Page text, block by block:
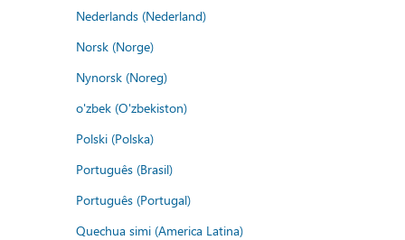
Nederlands (Nederland)
Norsk (Norge)
Nynorsk (Noreg)
o'zbek (O'zbekiston)
Polski (Polska)
Português (Brasil)
Português (Portugal)
Quechua simi (America Latina)